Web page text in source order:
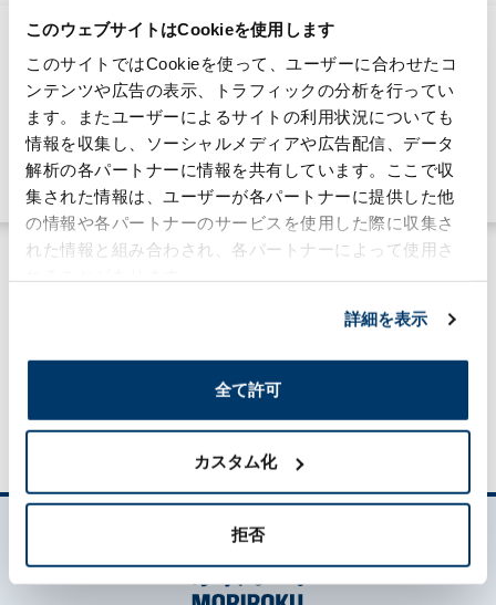
このウェブサイトはCookieを使用します
このサイトではCookieを使って、ユーザーに合わせたコ
ンテンツや広告の表示、トラフィックの分析を行ってい
ます。またユーザーによるサイトの利用状況についても
情報を収集し、ソーシャルメディアや広告配信、データ
解析の各パートナーに情報を共有しています。ここで収
集された情報は、ユーザーが各パートナーに提供した他
の情報や各パートナーのサービスを使用した際に収集さ
れた情報と組み合わされ、各パートナーによって使用さ
詳細を表示
全て許可
カスタム化
拒否
化学工業日報「化学品受託に引き合い」記事
掲載のお知らせ
2026年7月15日
ケミカル事業
#技術力
MORILOG一覧